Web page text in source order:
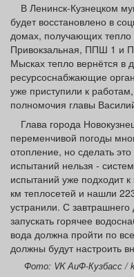
В Ленинск‑Кузнецком
будет восстановлено в
домах, получающих тепло
Привокзальная, ППШ 1 и
Мысках тепло вернётся в
ресурсоснабжающие
уже приступили к
полномочия главы
Глава города
переменчивой погоды
отопление, но сделать
испытаний нельзя -
испытаний уже подходит
км теплосетей и нашли
устранили. С завтрашнего
запускать горячее
вода должна пройти по
должны будут настроить
Фото: VK АиФ-Кузбасс /